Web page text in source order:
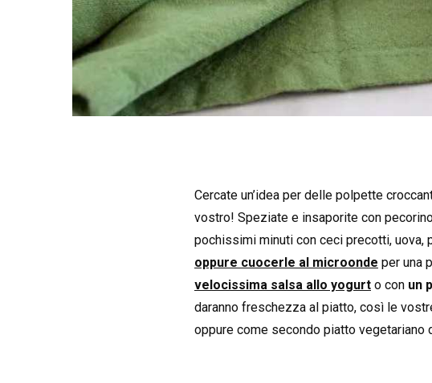
Cercate un’idea per delle polpette
vostro! Speziate e insaporite con
pochissimi minuti con ceci precotti,
oppure cuocerle al microonde per una
velocissima salsa allo yogurt o con un
daranno freschezza al piatto, così le
oppure come secondo piatto vegetariano